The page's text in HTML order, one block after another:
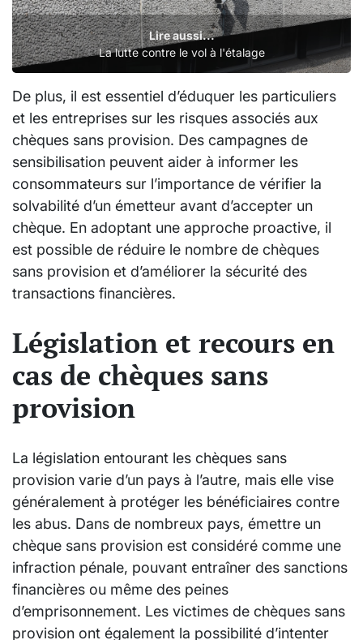
Lire aussi...
La lutte contre le vol à l'étalage
De plus, il est essentiel d’éduquer les particuliers
et les entreprises sur les risques associés aux
chèques sans provision. Des campagnes de
sensibilisation peuvent aider à informer les
consommateurs sur l’importance de vérifier la
solvabilité d’un émetteur avant d’accepter un
chèque. En adoptant une approche proactive, il
est possible de réduire le nombre de chèques
sans provision et d’améliorer la sécurité des
transactions financières.
Législation et recours en
cas de chèques sans
provision
La législation entourant les chèques sans
provision varie d’un pays à l’autre, mais elle vise
généralement à protéger les bénéficiaires contre
les abus. Dans de nombreux pays, émettre un
chèque sans provision est considéré comme une
infraction pénale, pouvant entraîner des sanctions
financières ou même des peines
d’emprisonnement. Les victimes de chèques sans
provision ont également la possibilité d’intenter